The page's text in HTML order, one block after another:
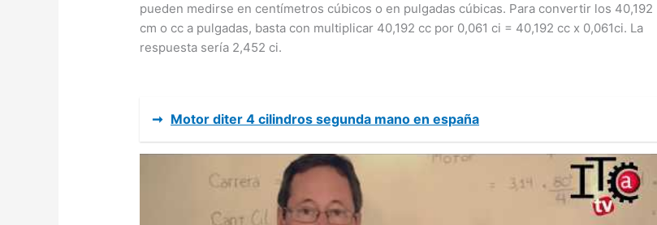
pueden medirse en centímetros cúbicos o en pulgadas cúbicas. Para convertir los 40,192
cm o cc a pulgadas, basta con multiplicar 40,192 cc por 0,061 ci = 40,192 cc x 0,061ci. La
respuesta sería 2,452 ci.
➞ Motor diter 4 cilindros segunda mano en españa